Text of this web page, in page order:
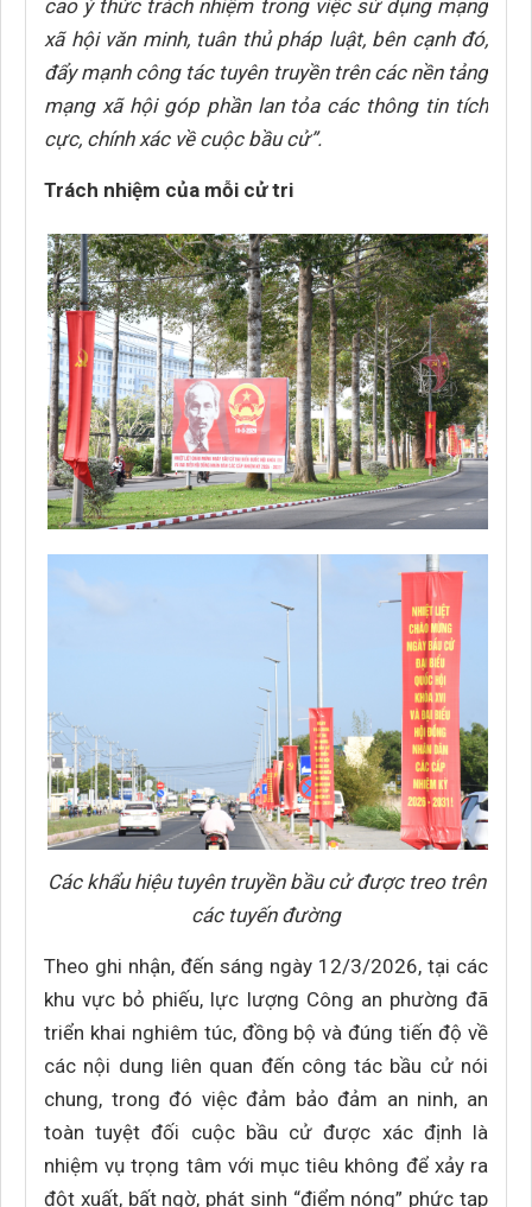
cao ý thức trách nhiệm trong việc sử dụng mạng
xã hội văn minh, tuân thủ pháp luật, bên cạnh đó,
đẩy mạnh công tác tuyên truyền trên các nền tảng
mạng xã hội góp phần lan tỏa các thông tin tích
cực, chính xác về cuộc bầu cử”.
Trách nhiệm của mỗi cử tri
Các khẩu hiệu tuyên truyền bầu cử được treo trên
các tuyến đường
Theo ghi nhận, đến sáng ngày 12/3/2026, tại các
khu vực bỏ phiếu, lực lượng Công an phường đã
triển khai nghiêm túc, đồng bộ và đúng tiến độ về
các nội dung liên quan đến công tác bầu cử nói
chung, trong đó việc đảm bảo đảm an ninh, an
toàn tuyệt đối cuộc bầu cử được xác định là
nhiệm vụ trọng tâm với mục tiêu không để xảy ra
đột xuất, bất ngờ, phát sinh “điểm nóng” phức tạp